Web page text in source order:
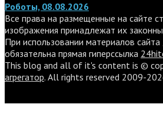
Роботы, 08.08.2026
Все права на размещенные на сайте
изображения принадлежат их
При использовании материалов
обязательна прямая гиперссылка
This blog and all of it's content is ©
агрегатор. All rights reserved 2009-